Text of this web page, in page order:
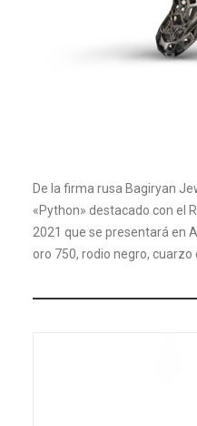
De la firma rusa Bagiryan
«Python» destacado con el
2021 que se presentará en
oro 750, rodio negro,